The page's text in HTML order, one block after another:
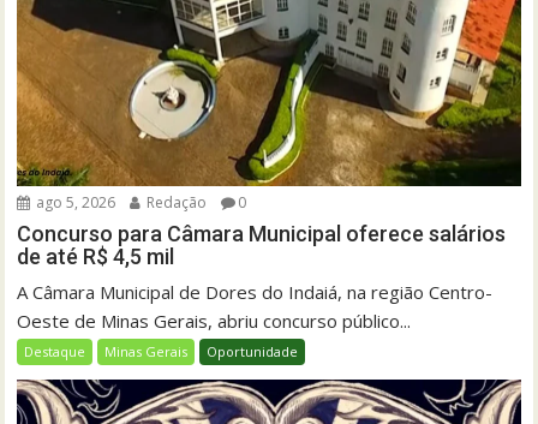
ago 5, 2026 Redação 0
Concurso para Câmara Municipal oferece salários
de até R$ 4,5 mil
A Câmara Municipal de Dores do Indaiá, na região Centro-
Oeste de Minas Gerais, abriu concurso público...
Destaque Minas Gerais Oportunidade